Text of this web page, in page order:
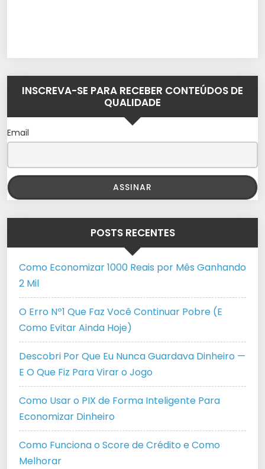
INSCREVA-SE PARA RECEBER CONTEÚDOS DE
QUALIDADE
Email
POSTS RECENTES
Como Economizar 1000 Reais por Mês Ganhando
2 Mil
O Erro Nº1 Que Faz Você Continuar Pobre (E
Como Evitar Ainda Hoje)
Descobri Por Que Eu Nunca Guardava Dinheiro —
E O Que Fiz Para Virar o Jogo
Como Usar o PIX de Forma Inteligente Para
Economizar Dinheiro
Como Funciona o Score de Crédito e Como
Melhorar